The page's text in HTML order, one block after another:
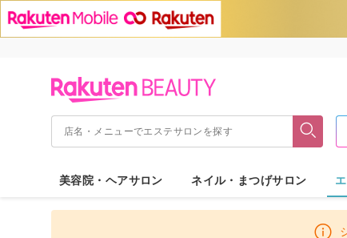
美容院・ヘアサロン ネイル・まつげサロン